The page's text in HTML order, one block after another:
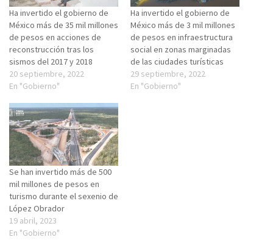
Ha invertido el gobierno de
México más de 35 mil millones
de pesos en acciones de
reconstrucción tras los
sismos del 2017 y 2018
20 septiembre, 2022
En "Gobierno"
Ha invertido el gobierno de
México más de 3 mil millones
de pesos en infraestructura
social en zonas marginadas
de las ciudades turísticas
29 septiembre, 2022
En "Gobierno"
Se han invertido más de 500
mil millones de pesos en
turismo durante el sexenio de
López Obrador
19 abril, 2023
En "Gobierno"